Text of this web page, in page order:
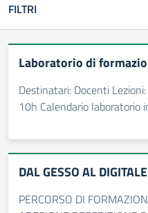
FILTRI
Laboratorio di
Destinatari: Docenti
10h Calendario laboratorio
DAL GESSO AL DIGITALE
PERCORSO DI